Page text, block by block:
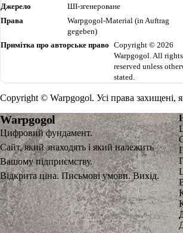
Джерело
ШІ-згенероване
Права
Warpgogol-Material (in Auftrag
gegeben)
Примітка про авторське право Copyright © 2026
Warpgogol. All rights
reserved unless
stated.
Copyright © Warpgogol. Усі права захищені,
Warpgogol
Цифровий фундамент.
Сайт, який знаходять і який належить
Вашому підприємству.
Відкрита ціна. Письмові умови. Вихід.